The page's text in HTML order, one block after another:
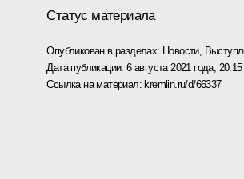
Статус материала
Опубликован в разделах: Новости,
Дата публикации:6 августа 2021 года, 20:15
Ссылка на материал:kremlin.ru/d/66337